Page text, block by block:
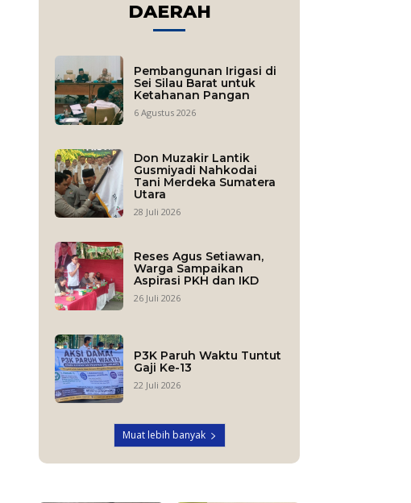
DAERAH
Pembangunan Irigasi di
Sei Silau Barat untuk
Ketahanan Pangan
6 Agustus 2026
Don Muzakir Lantik
Gusmiyadi Nahkodai
Tani Merdeka Sumatera
Utara
28 Juli 2026
Reses Agus Setiawan,
Warga Sampaikan
Aspirasi PKH dan IKD
26 Juli 2026
P3K Paruh Waktu Tuntut
Gaji Ke-13
22 Juli 2026
Muat lebih banyak